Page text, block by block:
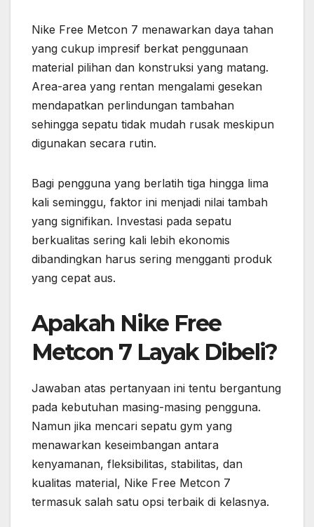
Nike Free Metcon 7 menawarkan daya tahan
yang cukup impresif berkat penggunaan
material pilihan dan konstruksi yang matang.
Area-area yang rentan mengalami gesekan
mendapatkan perlindungan tambahan
sehingga sepatu tidak mudah rusak meskipun
digunakan secara rutin.
Bagi pengguna yang berlatih tiga hingga lima
kali seminggu, faktor ini menjadi nilai tambah
yang signifikan. Investasi pada sepatu
berkualitas sering kali lebih ekonomis
dibandingkan harus sering mengganti produk
yang cepat aus.
Apakah Nike Free
Metcon 7 Layak Dibeli?
Jawaban atas pertanyaan ini tentu bergantung
pada kebutuhan masing-masing pengguna.
Namun jika mencari sepatu gym yang
menawarkan keseimbangan antara
kenyamanan, fleksibilitas, stabilitas, dan
kualitas material, Nike Free Metcon 7
termasuk salah satu opsi terbaik di kelasnya.